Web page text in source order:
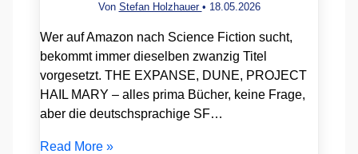
Von Stefan Holzhauer • 18.05.2026
Wer auf Amazon nach Science Fiction sucht,
bekommt immer dieselben zwanzig Titel
vorgesetzt. THE EXPANSE, DUNE, PROJECT
HAIL MARY – alles prima Bücher, keine Frage,
aber die deutschsprachige SF…
Read More »